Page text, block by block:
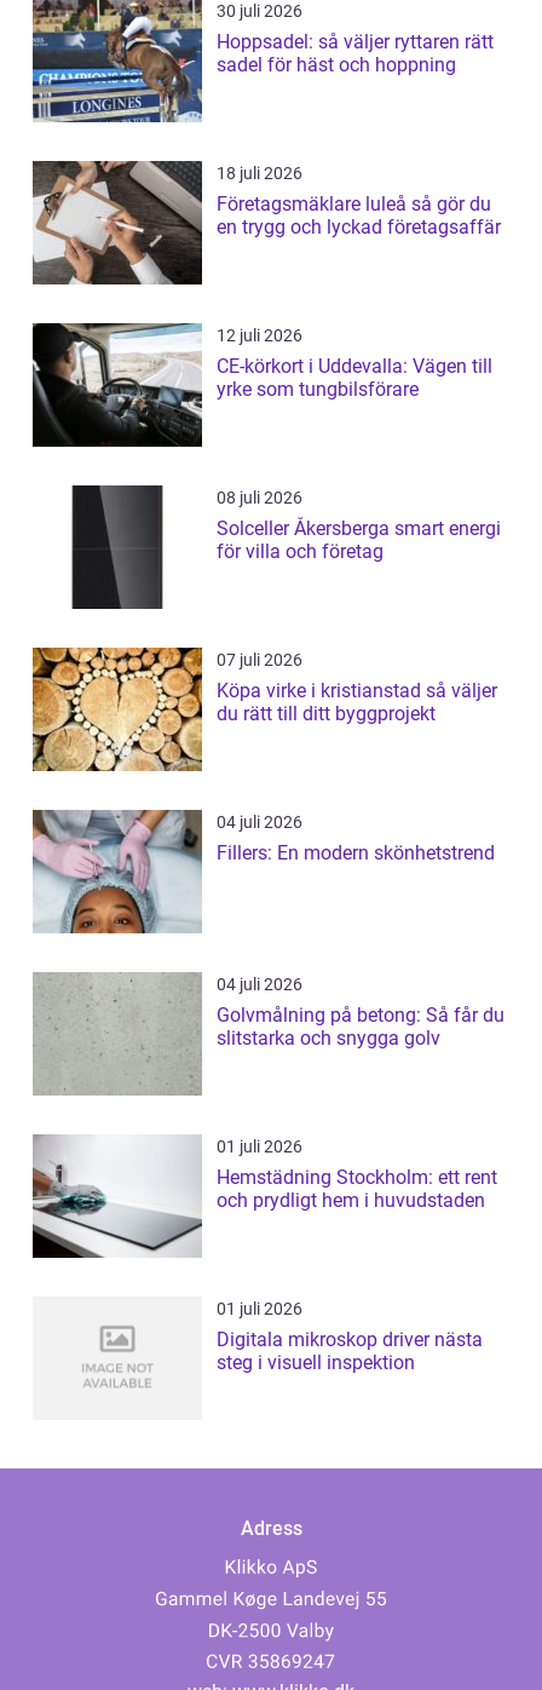
30 juli 2026
Hoppsadel: så väljer ryttaren rätt
sadel för häst och hoppning
18 juli 2026
Företagsmäklare luleå så gör du
en trygg och lyckad företagsaffär
12 juli 2026
CE-körkort i Uddevalla: Vägen till
yrke som tungbilsförare
08 juli 2026
Solceller Åkersberga smart energi
för villa och företag
07 juli 2026
Köpa virke i kristianstad så väljer
du rätt till ditt byggprojekt
04 juli 2026
Fillers: En modern skönhetstrend
04 juli 2026
Golvmålning på betong: Så får du
slitstarka och snygga golv
01 juli 2026
Hemstädning Stockholm: ett rent
och prydligt hem i huvudstaden
01 juli 2026
Digitala mikroskop driver nästa
steg i visuell inspektion
Adress